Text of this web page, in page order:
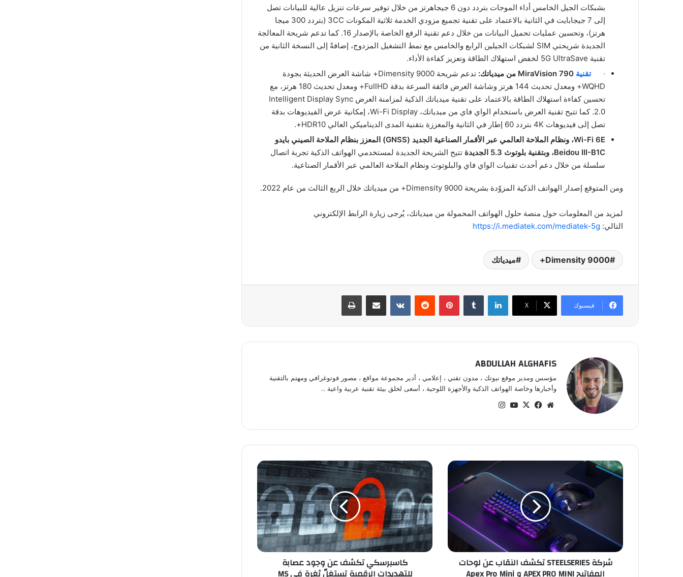
بشبكات الجيل الخامس أداء الموجات بتردد دون 6 جيجاهرتز من خلال توفير سرعات تنزيل عالية للبيانات تصل
إلى 7 جيجابايت في الثانية بالاعتماد على تقنية تجميع مزودي الخدمة ثلاثية المكونات 3CC (بتردد 300 ميجا
هرتز)، وتحسين عمليات تحميل البيانات من خلال دعم تقنية الرفع الخاصة بالإصدار 16. كما تدعم شريحة المعالجة
الجديدة شريحتي SIM لشبكات الجيلين الرابع والخامس مع نمط التشغيل المزدوج، إضافةً إلى النسخة الثانية من
تقنية 5G UltraSave لخفض استهلاك الطاقة وتعزيز كفاءة الأداء.
·تقنية MiraVision 790 من ميدياتك:
تدعم شريحة Dimensity 9000+ شاشة العرض الحديثة بجودة
WQHD+ ومعدل تحديث 144 هرتز وشاشة العرض فائقة السرعة بدقة FullHD+ ومعدل تحديث 180 هرتز، مع
تحسين كفاءة استهلاك الطاقة بالاعتماد على تقنية ميدياتك الذكية لمزامنة العرض Intelligent Display Sync
2.0. كما تتيح تقنية العرض باستخدام الواي فاي من ميدياتك، Wi-Fi Display، إمكانية عرض الفيديوهات بدقة
تصل إلى فيديوهات 4K بتردد 60 إطار في الثانية والمعززة بتقنية المدى الديناميكي العالي HDR10+.
Wi-Fi 6E، ونظام الملاحة العالمي عبر الأقمار الصناعية الجديد (GNSS) المعزز بنظام الملاحة الصيني بايدو
Beidou III-B1C، وبتقنية بلوتوث 5.3 الجديدة
تتيح الشريحة الجديدة لمستخدمي الهواتف الذكية تجربة اتصال
سلسلة من خلال دعم أحدث تقنيات الواي فاي والبلوتوث ونظام الملاحة العالمي عبر الأقمار الصناعية.
ومن المتوقع إصدار الهواتف الذكية المزوّدة بشريحة Dimensity 9000+ من ميدياتك خلال الربع الثالث من عام 2022.
لمزيد من المعلومات حول منصة حلول الهواتف المحمولة من ميدياتك، يُرجى زيارة الرابط الإلكتروني
التالي: https://i.mediatek.com/mediatek-5g
Dimensity 9000+ ميدياتك
فيسبوك ‫X
لينكدإن بينتيريست مشاركة عبر البريد طباعة
ABDULLAH ALGHAFIS
مؤسس ومدير موقع نيوتك ، مدون تقني ، إعلامي ، أدير مجموعة مواقع ، مصور فوتوغرافي ومهتم بالتقنية
وأخبارها وخاصة الهواتف الذكية والأجهزة اللوحية ، أسعى لخلق بيئة تقنية عربية واعية ..
موقعفيسبوك
‫X
‫YouTube
شركة
STEELSERIES
APEX
PRO
MINI
شركة STEELSERIES تكشف النقاب عن لوحات
المفاتيح APEX PRO MINI و Apex Pro Mini
كاسبرسكي
تكشف
وجود
عصابة
للتهديدات
الرقمية
تستغلّ
ثغرة
كاسبرسكي تكشف عن وجود عصابة
للتهديدات الرقمية تستغلّ ثغرة في MS